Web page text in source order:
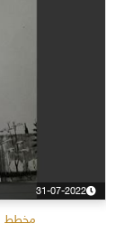
31-07-2022
مخطط